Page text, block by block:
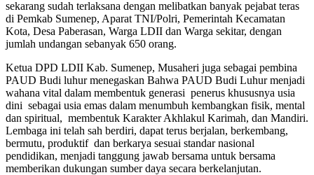
sekarang sudah terlaksana dengan melibatkan banyak pejabat teras
di Pemkab Sumenep, Aparat TNI/Polri, Pemerintah Kecamatan
Kota, Desa Paberasan, Warga LDII dan Warga sekitar, dengan
jumlah undangan sebanyak 650 orang.
Ketua DPD LDII Kab. Sumenep, Musaheri juga sebagai pembina
PAUD Budi luhur menegaskan Bahwa PAUD Budi Luhur menjadi
wahana vital dalam membentuk generasi penerus khususnya usia
dini sebagai usia emas dalam menumbuh kembangkan fisik, mental
dan spiritual, membentuk Karakter Akhlakul Karimah, dan Mandiri.
Lembaga ini telah sah berdiri, dapat terus berjalan, berkembang,
bermutu, produktif dan berkarya sesuai standar nasional
pendidikan, menjadi tanggung jawab bersama untuk bersama
memberikan dukungan sumber daya secara berkelanjutan.